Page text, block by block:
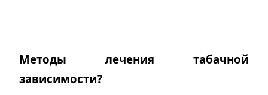
Методы лечения табачной
зависимости?